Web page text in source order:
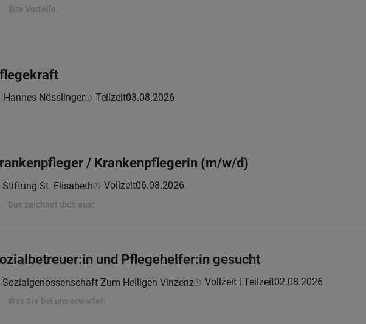
Ihre Vorteile:
Hannes Nösslinger Teilzeit03.08.2026
/ Krankenpflegerin (m/w/d)
Stiftung St. Elisabeth Vollzeit06.08.2026
Das zeichnet dich aus:
und Pflegehelfer:in gesucht
Sozialgenossenschaft Zum Heiligen Vinzenz Vollzeit | Teilzeit02.08.2026
Was Sie bei uns erwartet: